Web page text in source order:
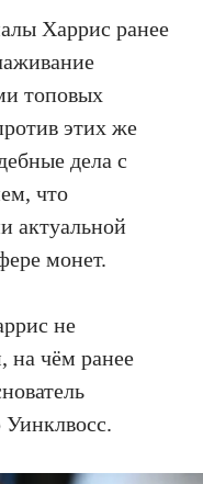
Харрис ранее
топовых
этих же
дела с
что
актуальной
монет.
не
на чём ранее